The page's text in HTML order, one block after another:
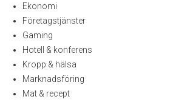
Ekonomi
Företagstjänster
Gaming
Hotell & konferens
Kropp & hälsa
Marknadsföring
Mat & recept